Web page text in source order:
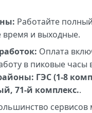
Работайте
время и выходные.
Оплата
в пиковые часы
ГЭС (1-8
71-й комплекс..
сервисов